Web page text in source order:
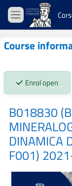
Skip to main content
Side panel
Course
Stato iscrizioni:
Enrol open
B018830
DINAMICA
F001)